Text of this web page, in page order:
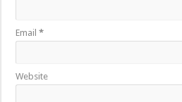
Email*
Website